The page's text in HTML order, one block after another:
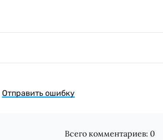
Отправить ошибку
Всего комментариев: 0